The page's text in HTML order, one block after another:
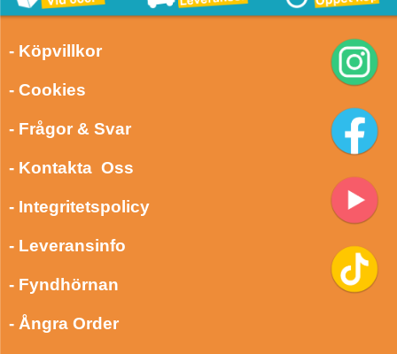
- Köpvillkor
- Cookies
- Frågor & Svar
- Kontakta Oss
- Integritetspolicy
- Leveransinfo
- Fyndhörnan
- Ångra Order